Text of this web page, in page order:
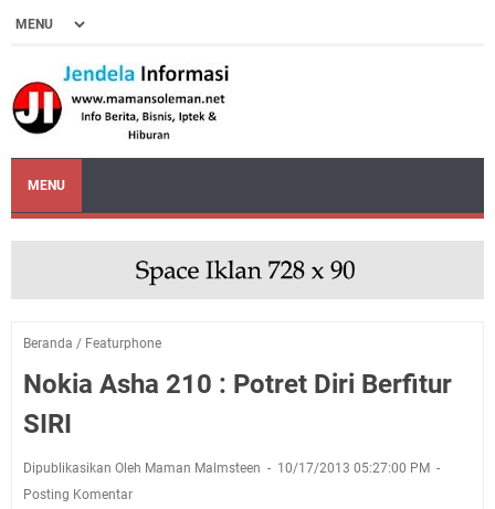
MENU
Beranda / Featurphone
Nokia Asha 210 : Potret Diri Berfitur
SIRI
Dipublikasikan Oleh Maman Malmsteen
10/17/2013 05:27:00 PM
Posting Komentar